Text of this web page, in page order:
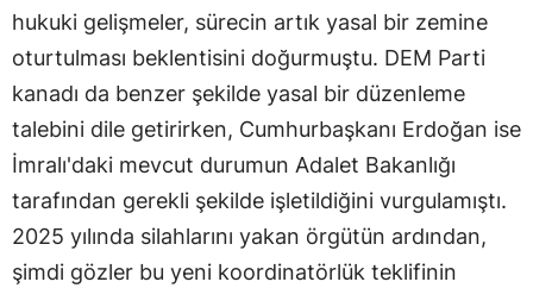
hukuki gelişmeler, sürecin artık yasal bir zemine
oturtulması beklentisini doğurmuştu. DEM Parti
kanadı da benzer şekilde yasal bir düzenleme
talebini dile getirirken, Cumhurbaşkanı Erdoğan ise
İmralı'daki mevcut durumun Adalet Bakanlığı
tarafından gerekli şekilde işletildiğini vurgulamıştı.
2025 yılında silahlarını yakan örgütün ardından,
şimdi gözler bu yeni koordinatörlük teklifinin